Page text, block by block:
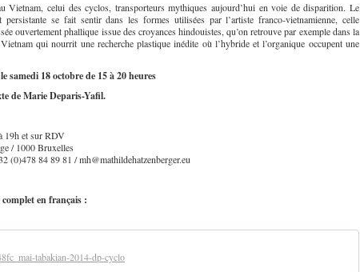
Vietnam, celui des cyclos, transporteurs mythiques aujourd’hui en voie de disparition. Le
se fait sentir dans les formes utilisées par l’artiste franco-vietnamienne, celle
ouvertement phallique issue des croyances hindouistes, qu’on retrouve par exemple dans la
qui nourrit une recherche plastique inédite où l’hybride et l’organique occupent une
samedi 18 octobre de 15 à 20 heures
de Marie Deparis-Yafil.
19h et sur RDV
/ 1000 Bruxelles
(0)478 84 89 81 / mh@mathildehatzenberger.eu
complet en français :
tabakian-2014-dp-cyclo